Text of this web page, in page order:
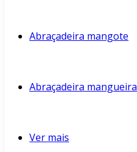
Abraçadeira mangote
Abraçadeira mangueira
Ver mais